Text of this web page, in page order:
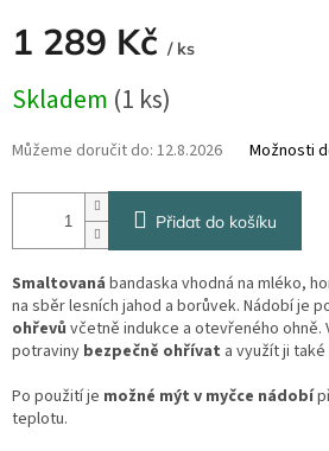
1 289 Kč / ks
cena:
Skladem (1 ks)
Můžeme doručit do: 12.8.2026 Možnosti
Přidat do košíku
Smaltovaná bandaska vhodná na mléko,
na sběr lesních jahod a borůvek. Nádobí je
ohřevů včetně indukce a otevřeného ohně.
potraviny bezpečně ohřívat a využít ji také
Po použití je možné mýt v myčce nádobí
teplotu.